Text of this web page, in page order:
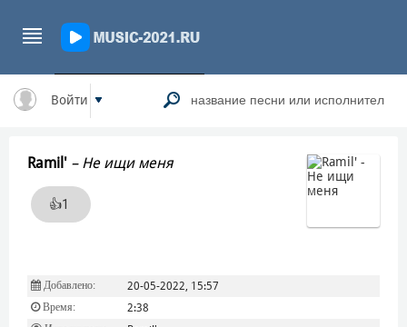
Войти
Ramil' – Не ищи меня
👍1
Добавлено: 20-05-2022, 15:57
Время: 2:38